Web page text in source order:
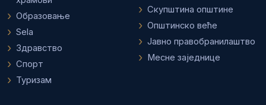
Образовање
Sela
Здравство
Спорт
Туризам
Скупштина општине
Општинско веће
Јавно правобранилаштво
Месне заједнице